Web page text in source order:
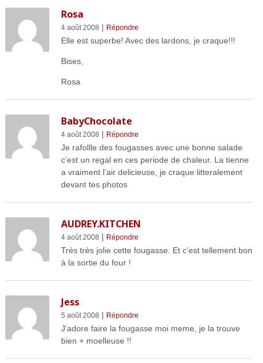
Rosa
4 août 2008 | Répondre
Elle est superbe! Avec des lardons, je craque!!!
Bises,
Rosa
BabyChocolate
4 août 2008 | Répondre
Je rafollle des fougasses avec une bonne salade
c’est un regal en ces periode de chaleur. La tienne
a vraiment l’air delicieuse, je craque litteralement
devant tes photos
AUDREY.KITCHEN
4 août 2008 | Répondre
Très très jolie cette fougasse. Et c’est tellement bon
à la sortie du four !
Jess
5 août 2008 | Répondre
J’adore faire la fougasse moi meme, je la trouve
bien + moelleuse !!